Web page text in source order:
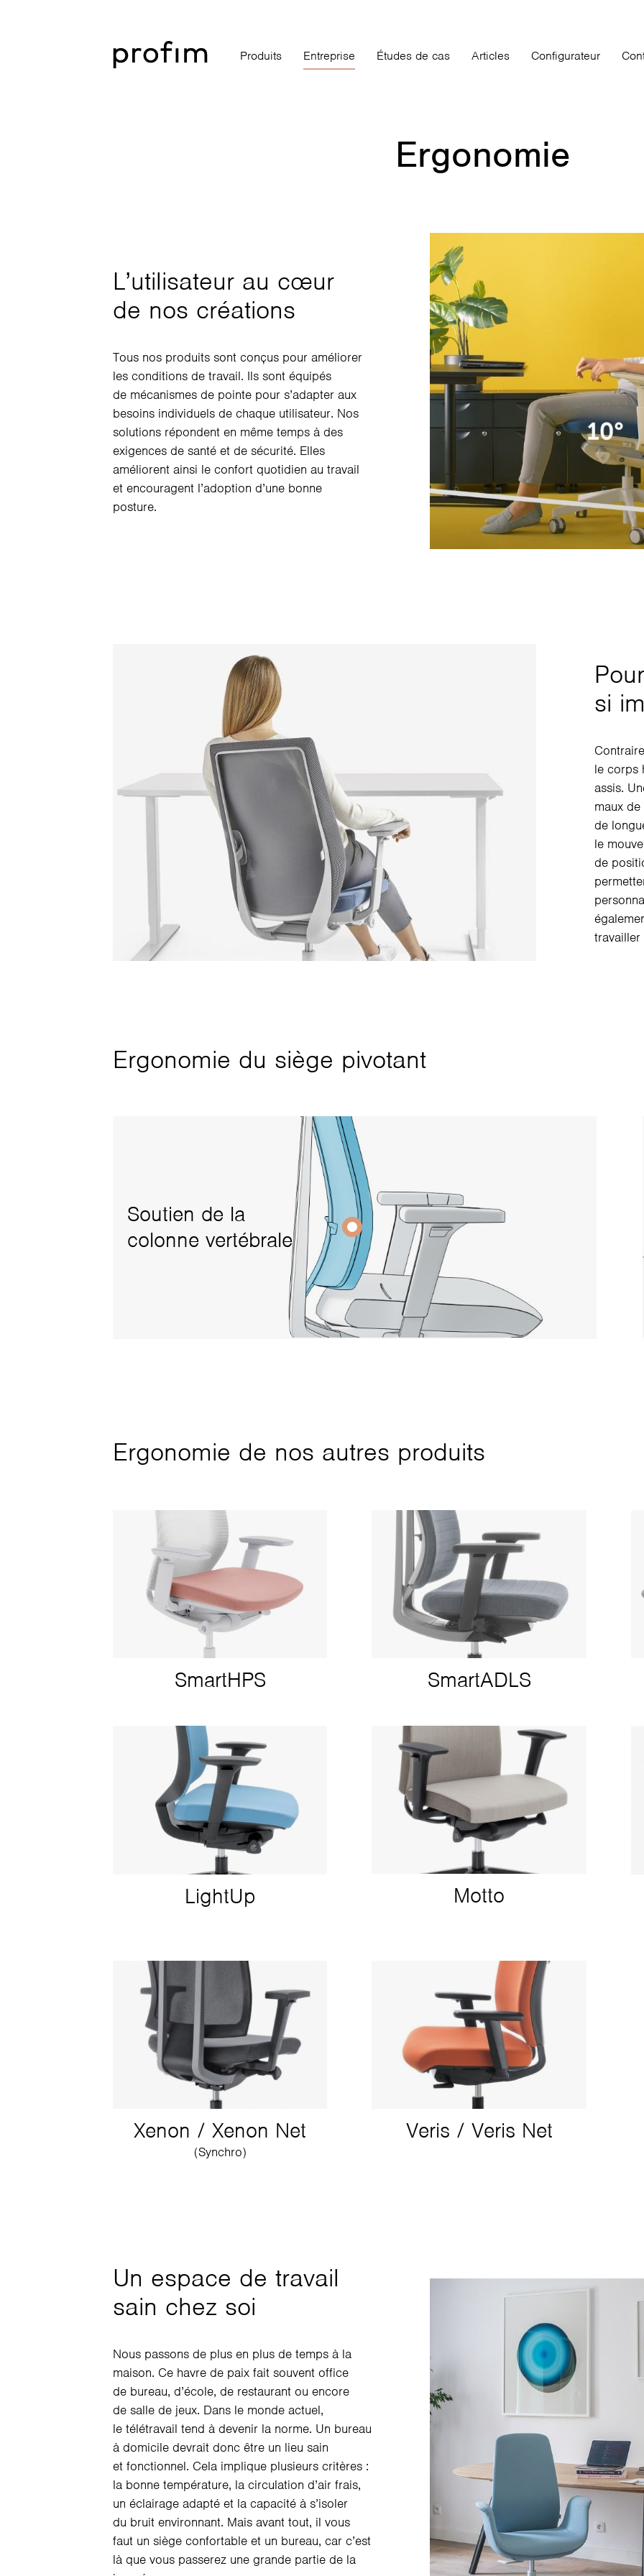
Produits Entreprise Études de cas Articles Configurateur
Ergonomie
L’utilisateur au cœur
de nos créations
Tous nos produits sont conçus pour améliorer
les conditions de travail. Ils sont équipés
de mécanismes de pointe pour s’adapter aux
besoins individuels de chaque utilisateur. Nos
solutions répondent en même temps à des
exigences de santé et de sécurité. Elles
améliorent ainsi le confort quotidien au travail
et encouragent l’adoption d’une bonne
posture.
si
le corps
assis.
maux
de
le
de
travailler
Ergonomie du siège pivotant
Soutien de la
colonne vertébrale
Ergonomie de nos autres produits
SmartHPS SmartADLS
LightUp Motto
Xenon / Xenon Net
(Synchro)
Veris / Veris Net
Un espace de travail
sain chez soi
Nous passons de plus en plus de temps à la
maison. Ce havre de paix fait souvent office
de bureau, d’école, de restaurant ou encore
de salle de jeux. Dans le monde actuel,
le télétravail tend à devenir la norme. Un bureau
à domicile devrait donc être un lieu sain
et fonctionnel. Cela implique plusieurs critères :
la bonne température, la circulation d’air frais,
un éclairage adapté et la capacité à s’isoler
du bruit environnant. Mais avant tout, il vous
faut un siège confortable et un bureau, car c’est
là que vous passerez une grande partie de la